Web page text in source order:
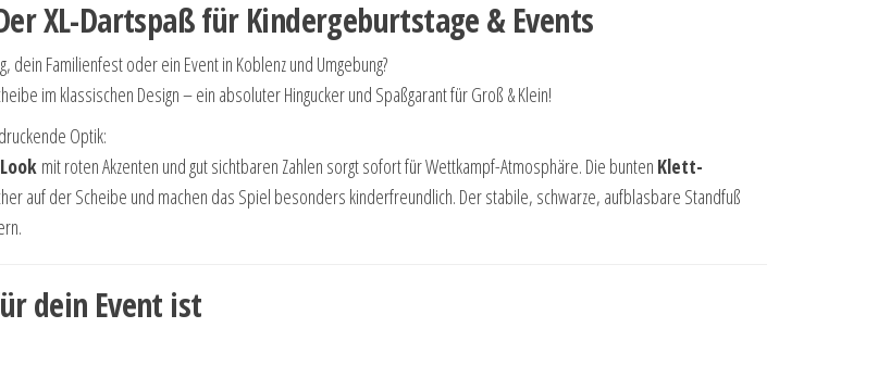
XL-Dartspaß für Kindergeburtstage & Events
Familienfest oder ein Event in Koblenz und Umgebung?
im klassischen Design – ein absoluter Hingucker und Spaßgarant für Groß & Klein!
Optik:
mit roten Akzenten und gut sichtbaren Zahlen sorgt sofort für Wettkampf-Atmosphäre. Die bunten Klett-
auf der Scheibe und machen das Spiel besonders kinderfreundlich. Der stabile, schwarze, aufblasbare Standfuß
dein Event ist